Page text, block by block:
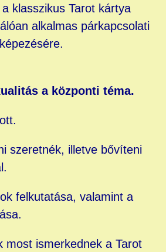
klasszikus Tarot kártya
alkalmas párkapcsolati
a központi téma.
szeretnék, illetve bővíteni
felkutatása, valamint a
most ismerkednek a Tarot